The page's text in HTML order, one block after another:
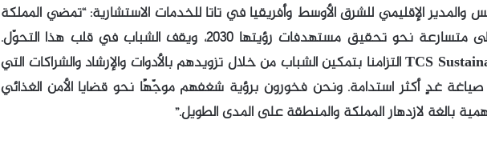
والمدير الإقليمي للشرق الأوسط وأفريقيا في تاتا للخدمات الاستشارية: “تمضي المملكة
العربية السعودية بخطى متسارعة نحو تحقيق مستهدفات رؤيتها 2030، ويقف الشباب في قلب هذا التحوّل.
وتُجسّد مسابقة TCS Sustainathon التزامنا بتمكين الشباب من خلال تزويدهم بالأدوات والإرشاد والشراكات التي
غدٍ أكثر استدامة. ونحن فخورون برؤية شغفهم موجّهًا نحو قضايا الأمن الغذائي
بالغة لازدهار المملكة والمنطقة على المدى الطويل.”